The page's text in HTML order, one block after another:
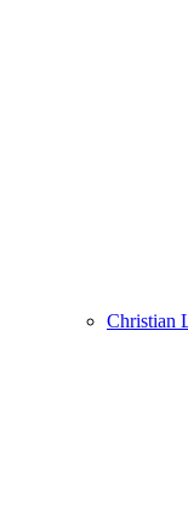
Christian